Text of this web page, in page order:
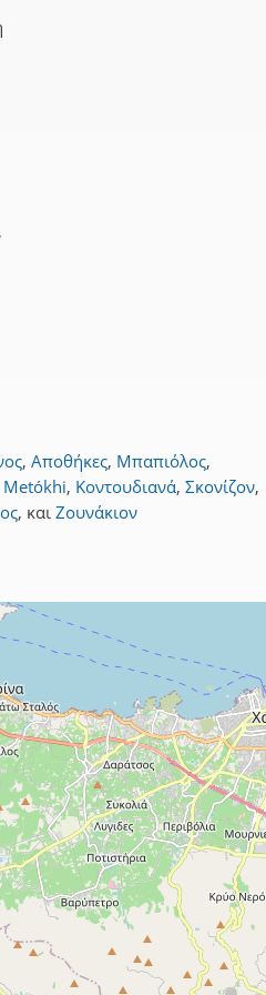
,
, Αποθήκες, Μπαπιόλος,
, Κοντουδιανά, Σκονίζον,
, και Ζουνάκιον